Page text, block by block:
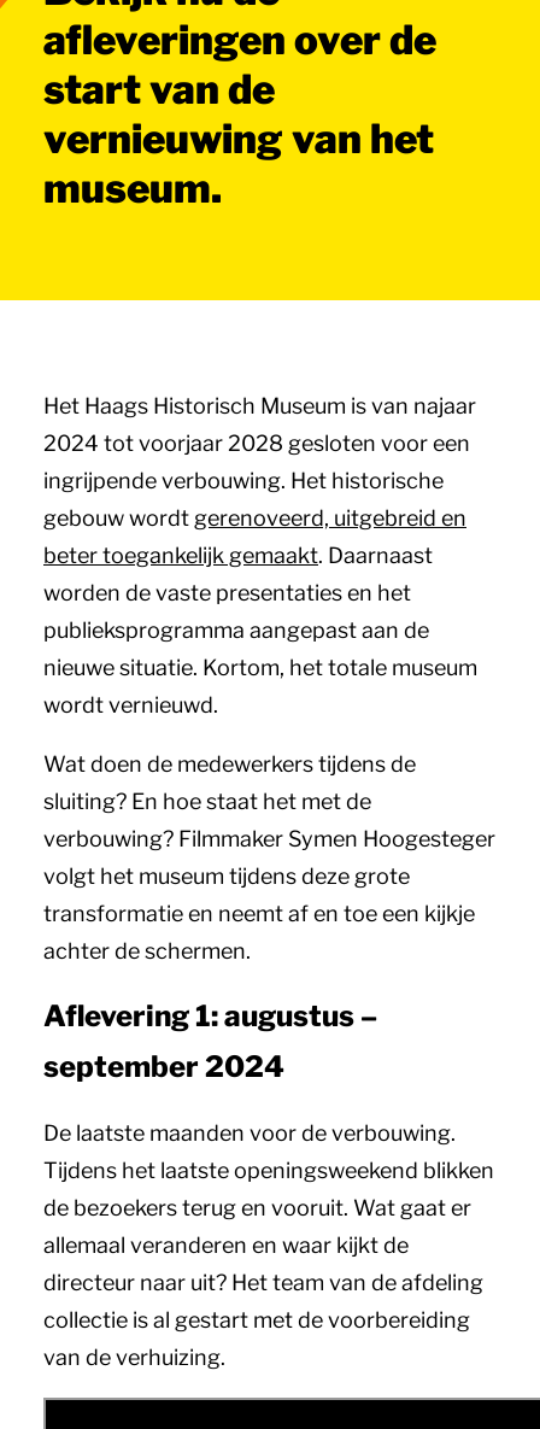
afleveringen over de
start van de
vernieuwing van het
museum.
Het Haags Historisch Museum is van najaar
2024 tot voorjaar 2028 gesloten voor een
ingrijpende verbouwing. Het historische
gebouw wordt gerenoveerd, uitgebreid en
beter toegankelijk gemaakt. Daarnaast
worden de vaste presentaties en het
publieksprogramma aangepast aan de
nieuwe situatie. Kortom, het totale museum
wordt vernieuwd.
Wat doen de medewerkers tijdens de
sluiting? En hoe staat het met de
verbouwing? Filmmaker Symen Hoogesteger
volgt het museum tijdens deze grote
transformatie en neemt af en toe een kijkje
achter de schermen.
Aflevering 1: augustus –
september 2024
De laatste maanden voor de verbouwing.
Tijdens het laatste openingsweekend blikken
de bezoekers terug en vooruit. Wat gaat er
allemaal veranderen en waar kijkt de
directeur naar uit? Het team van de afdeling
collectie is al gestart met de voorbereiding
van de verhuizing.